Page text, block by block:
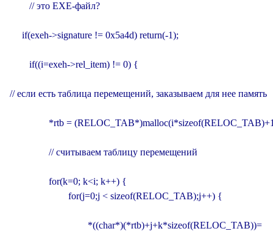
        // это EXE-файл?
     if(exeh->signature != 0x5a4d) return(-1);
        if((i=exeh->rel_item) != 0) {
// если есть таблица перемещений, заказываем для нее память
*rtb =
                // считываем таблицу перемещений
                for(k=0; k<i; k++) {
                        for(j=0;j < sizeof(RELOC_TAB);j++) {
                                *((char*)(*rtb)+j+k*sizeof(RELOC_TAB))=